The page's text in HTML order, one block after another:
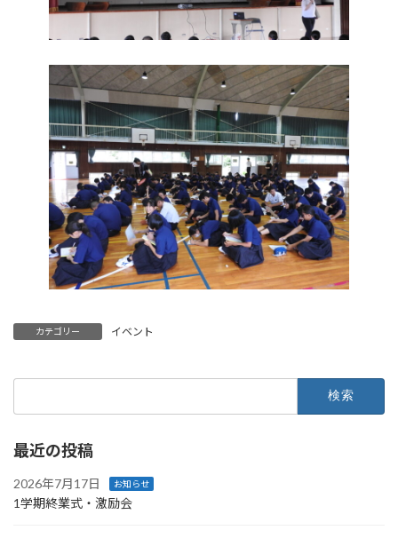
カテゴリー イベント
最近の投稿
2026年7月17日 お知らせ
1学期終業式・激励会